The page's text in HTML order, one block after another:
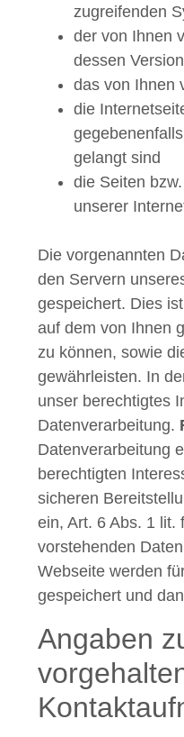
zugreifenden
der von Ihnen
dessen Version
das von Ihnen
die
gelangt sind
die Seiten
unserer
Die vorgenannten
den Servern
gespeichert. Dies
auf dem von Ihnen
zu können, sowie
gewährleisten. In
unser berechtigtes
Datenverarbeitung.
Datenverarbeitung
berechtigten
sicheren
ein, Art. 6 Abs. 1 lit.
vorstehenden
Webseite werden
gespeichert und
Angaben